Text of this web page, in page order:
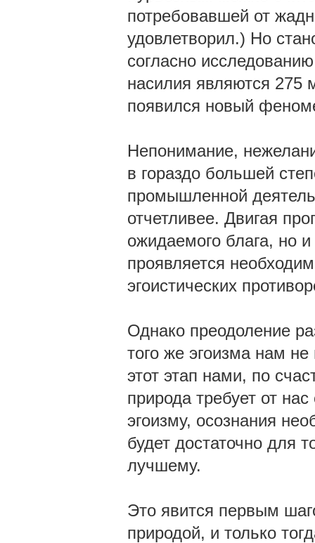
потребовавшей от
удовлетворил.) Но
согласно
насилия являются 275
появился новый
Непонимание,
в гораздо большей
промышленной
отчетливее. Двигая
ожидаемого блага, но
проявляется
эгоистических
Однако преодоление
того же эгоизма нам
этот этап нами, по
природа требует от
эгоизму, осознания
будет достаточно для
лучшему.
Это явится первым
природой, и только